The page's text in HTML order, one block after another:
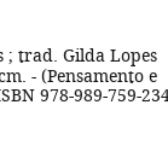
; trad. Gilda Lopes
- (Pensamento e
978-989-759-